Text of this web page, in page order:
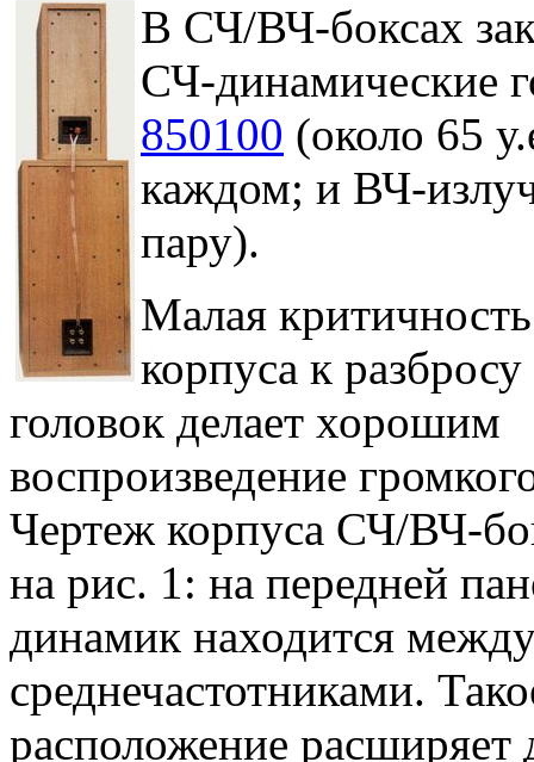
В СЧ/ВЧ-боксах
СЧ-динамические
850100 (около 65
каждом; и ВЧ-
пару).
Малая
корпуса к
головок делает хорошим
воспроизведение
Чертеж корпуса СЧ/ВЧ-
на рис. 1: на передней
динамик находится
среднечастотниками.
расположение расширяет